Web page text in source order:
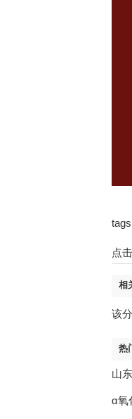
点
相
该
热
山
α氧